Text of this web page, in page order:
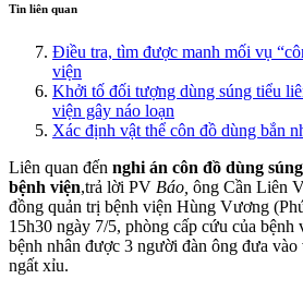
Tin liên quan
Điều tra, tìm được manh mối vụ
viện
Khởi tố đối tượng dùng súng tiểu
viện gây náo loạn
Xác định vật thể côn đồ dùng bắn
Liên quan đến nghi án côn đồ dùng
bệnh viện,trả lời PV Báo, ông Cần Liên
đồng quản trị bệnh viện Hùng Vương
15h30 ngày 7/5, phòng cấp cứu của bệnh
bệnh nhân được 3 người đàn ông đưa
ngất xỉu.